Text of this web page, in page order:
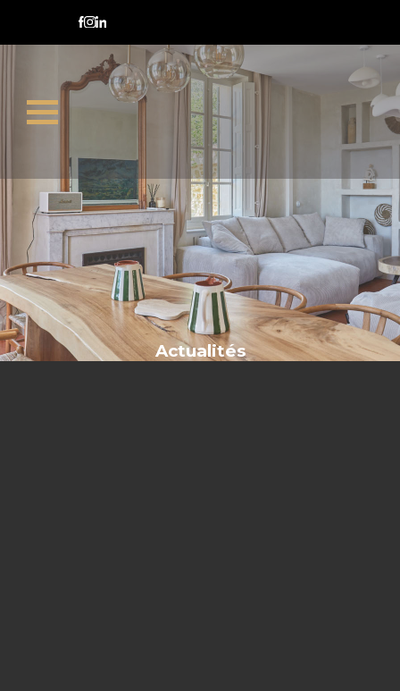
double charge
Actualités